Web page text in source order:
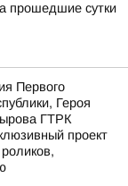
прошедшие сутки
Первого
Героя
ГТРК
проект